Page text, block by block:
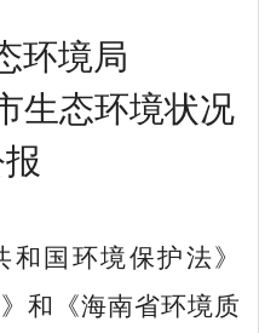
环境局
生态环境状况
国环境保护法》
和《海南省环境质